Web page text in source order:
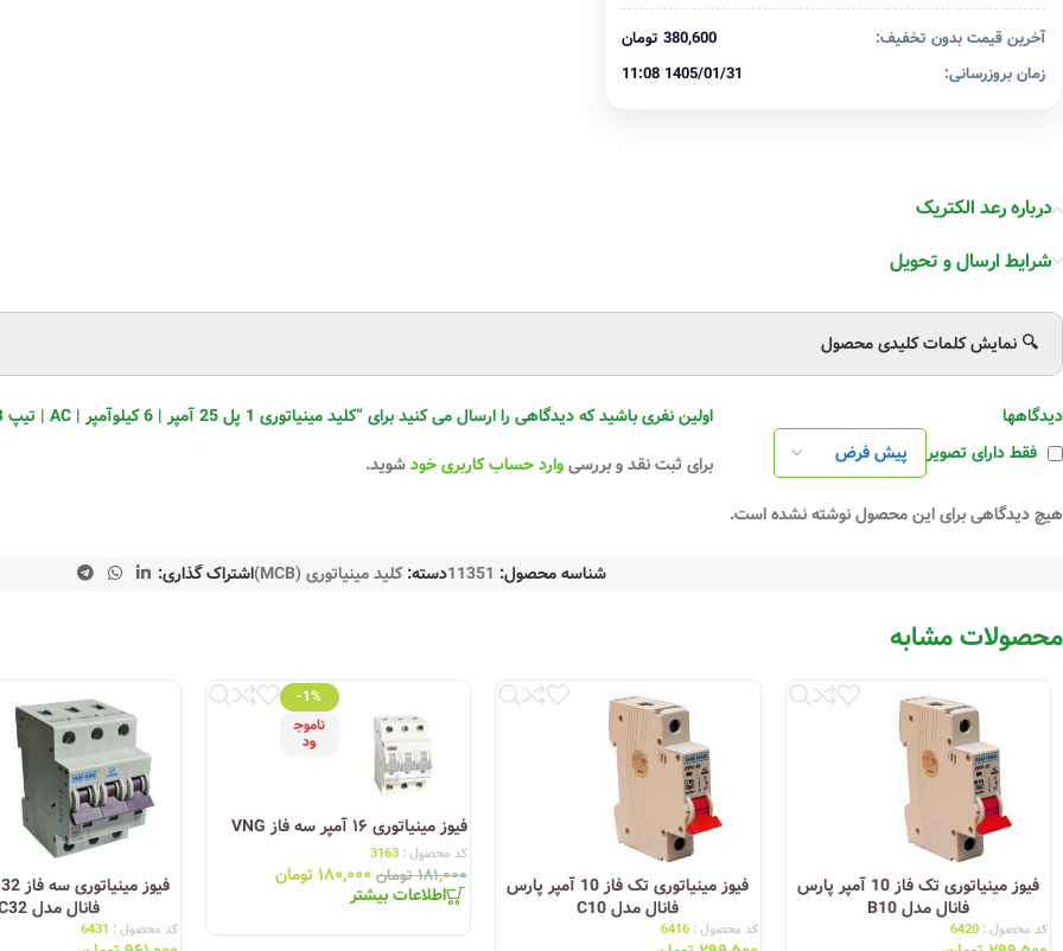
آخرین قیمت بدون تخفیف:
380,600 تومان
زمان بروزرسانی:
1405/01/31 11:08
درباره رعد الکتریک
شرایط ارسال و تحویل
🔍 نمایش کلمات کلیدی محصول
دیدگاهها
فقط دارای تصویر
هیچ دیدگاهی برای این محصول نوشته نشده است.
اولین نفری باشید که دیدگاهی را ارسال می کنید برای “کلید مینیاتوری 1 پل 25 آمپر | 6 کیلوآمپر | AC | تیپ B رعد الکتریک”
برای ثبت نقد و بررسیوارد حساب کاربری خودشوید.
شناسه محصول: 11351دسته: کلید مینیاتوری (MCB) اشتراک گذاری:
محصولات مشابه
فیوز مینیاتوری تک فاز 10 آمپر پارس
فانال مدل B10
کد محصول : 6420
فیوز مینیاتوری تک فاز 10 آمپر پارس
فانال مدل C10
کد محصول :6416
-1%
ناموج
ود
فیوز مینیاتوری ۱۶ آمپر سه فاز VNG
کد محصول : 3163
۱۸۱,۰۰۰ تومان ۱۸۰,۰۰۰ تومان
اطلاعات بیشتر
فانال مدل C32
کد محصول : 6431